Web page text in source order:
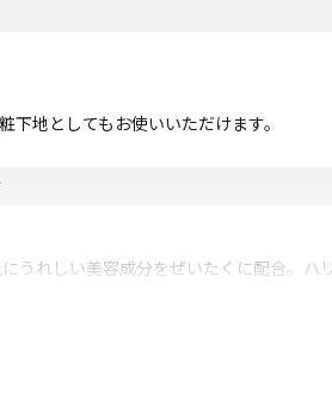
地としてもお使いいただけます。
れしい美容成分をぜいたくに配合。ハ
分解ヒアルロン酸、ヒアルロン酸、ヒ